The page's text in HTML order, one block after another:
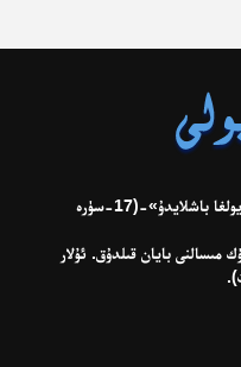
«شۈبھىسىزكى، بۇ قۇرئان ئەڭ توغرا يولغا باشلايدۇ»-(17-سۈرە
مىسالنى بايان قىلدۇق. ئۇلار